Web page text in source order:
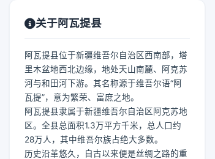
关于阿瓦提县
阿瓦提县位于新疆维吾尔自治区西南部，塔
里木盆地西北边缘，地处天山南麓、阿克苏
河与和田河下游。其名称源于维吾尔语“阿
瓦提”，意为繁荣、富庶之地。
阿瓦提县隶属于新疆维吾尔自治区阿克苏地
区。全县总面积1.3万平方千米，总人口约
28万人，其中维吾尔族占绝大多数。
历史沿革悠久，自古以来便是丝绸之路的重